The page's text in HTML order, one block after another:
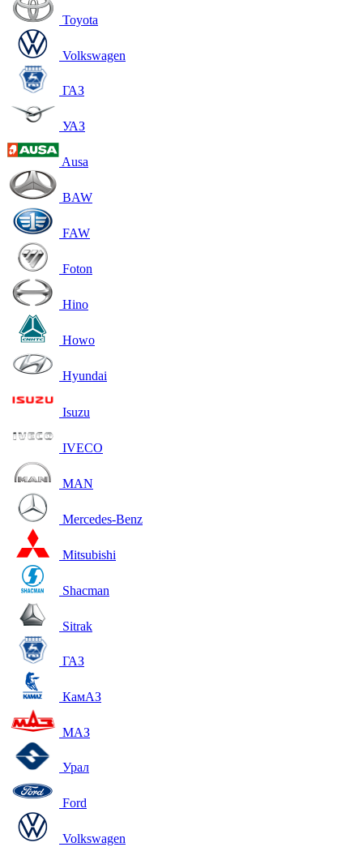
Toyota
Volkswagen
ГАЗ
УАЗ
Ausa
BAW
FAW
Foton
Hino
Howo
Hyundai
Isuzu
IVECO
MAN
Mercedes-Benz
Mitsubishi
Shacman
Sitrak
ГАЗ
КамАЗ
МАЗ
Урал
Ford
Volkswagen